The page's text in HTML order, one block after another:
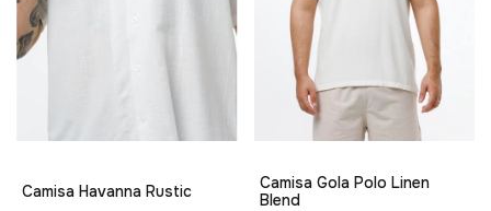
Camisa Havanna Rustic
Camisa Gola Polo Linen
Blend